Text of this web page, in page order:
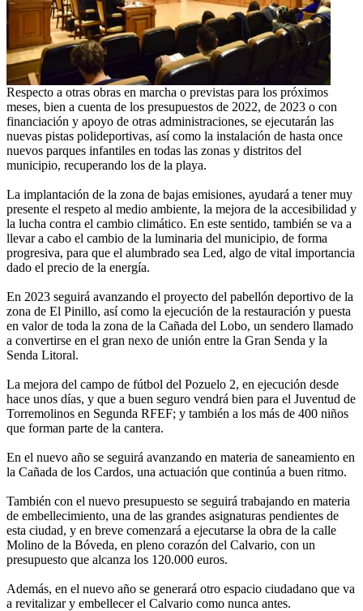
Respecto a otras obras en marcha o previstas para los próximos
meses, bien a cuenta de los presupuestos de 2022, de 2023 o con
financiación y apoyo de otras administraciones, se ejecutarán las
nuevas pistas polideportivas, así como la instalación de hasta once
nuevos parques infantiles en todas las zonas y distritos del
municipio, recuperando los de la playa.
La implantación de la zona de bajas emisiones, ayudará a tener muy
presente el respeto al medio ambiente, la mejora de la accesibilidad y
la lucha contra el cambio climático. En este sentido, también se va a
llevar a cabo el cambio de la luminaria del municipio, de forma
progresiva, para que el alumbrado sea Led, algo de vital importancia
dado el precio de la energía.
En 2023 seguirá avanzando el proyecto del pabellón deportivo de la
zona de El Pinillo, así como la ejecución de la restauración y puesta
en valor de toda la zona de la Cañada del Lobo, un sendero llamado
a convertirse en el gran nexo de unión entre la Gran Senda y la
Senda Litoral.
La mejora del campo de fútbol del Pozuelo 2, en ejecución desde
hace unos días, y que a buen seguro vendrá bien para el Juventud de
Torremolinos en Segunda RFEF; y también a los más de 400 niños
que forman parte de la cantera.
En el nuevo año se seguirá avanzando en materia de saneamiento en
la Cañada de los Cardos, una actuación que continúa a buen ritmo.
También con el nuevo presupuesto se seguirá trabajando en materia
de embellecimiento, una de las grandes asignaturas pendientes de
esta ciudad, y en breve comenzará a ejecutarse la obra de la calle
Molino de la Bóveda, en pleno corazón del Calvario, con un
presupuesto que alcanza los 120.000 euros.
Además, en el nuevo año se generará otro espacio ciudadano que va
a revitalizar y embellecer el Calvario como nunca antes.